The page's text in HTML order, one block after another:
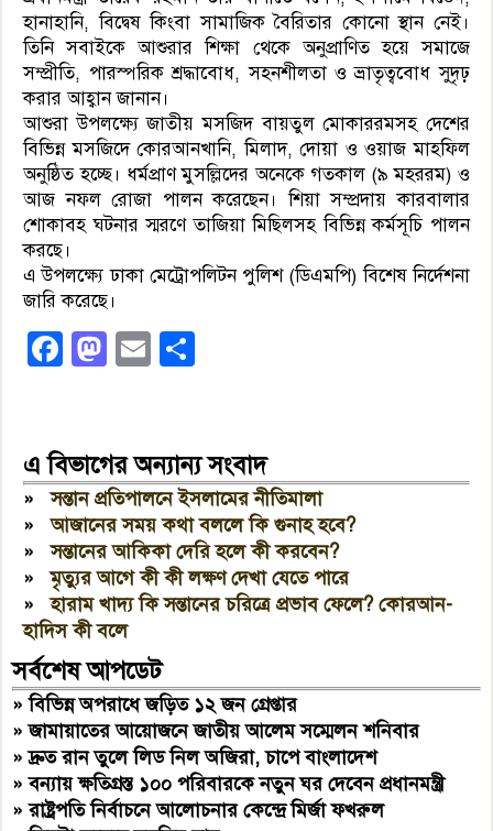
হানাহানি, বিদ্বেষ কিংবা সামাজিক বৈরিতার কোনো স্থান নেই।
তিনি সবাইকে আশুরার শিক্ষা থেকে অনুপ্রাণিত হয়ে সমাজে
সম্প্রীতি, পারস্পরিক শ্রদ্ধাবোধ, সহনশীলতা ও ভ্রাতৃত্ববোধ সুদৃঢ়
করার আহ্বান জানান।
আশুরা উপলক্ষ্যে জাতীয় মসজিদ বায়তুল মোকাররমসহ দেশের
বিভিন্ন মসজিদে কোরআনখানি, মিলাদ, দোয়া ও ওয়াজ মাহফিল
অনুষ্ঠিত হচ্ছে। ধর্মপ্রাণ মুসল্লিদের অনেকে গতকাল (৯ মহররম) ও
আজ নফল রোজা পালন করেছেন। শিয়া সম্প্রদায় কারবালার
শোকাবহ ঘটনার স্মরণে তাজিয়া মিছিলসহ বিভিন্ন কর্মসূচি পালন
করছে।
এ উপলক্ষ্যে ঢাকা মেট্রোপলিটন পুলিশ (ডিএমপি) বিশেষ নির্দেশনা
জারি করেছে।
Facebook
Mastodon
Email
এ বিভাগের অন্যান্য সংবাদ
»সন্তান প্রতিপালনে ইসলামের নীতিমালা
»আজানের সময় কথা বললে কি গুনাহ হবে?
»সন্তানের আকিকা দেরি হলে কী করবেন?
»মৃত্যুর আগে কী কী লক্ষণ দেখা যেতে পারে
»হারাম খাদ্য কি সন্তানের চরিত্রে প্রভাব ফেলে? কোরআন-
হাদিস কী বলে
সর্বশেষ আপডেট
»বিভিন্ন অপরাধে জড়িত ১২ জন গ্রেপ্তার
»জামায়াতের আয়োজনে জাতীয় আলেম সম্মেলন শনিবার
»দ্রুত রান তুলে লিড নিল অজিরা, চাপে বাংলাদেশ
»বন্যায় ক্ষতিগ্রস্ত ১০০ পরিবারকে নতুন ঘর দেবেন প্রধানমন্ত্রী
»রাষ্ট্রপতি নির্বাচনে আলোচনার কেন্দ্রে মির্জা ফখরুল